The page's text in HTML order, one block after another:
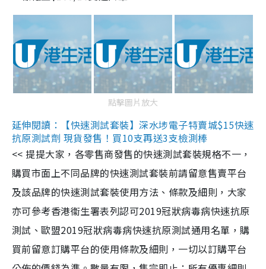
點擊圖片放大
延伸閱讀：【快速測試套裝】深水埗電子特賣城$15快速
抗原測試劑 現貨發售！買10支再送3支檢測棒
<< 提提大家，各零售商發售的快速測試套裝規格不一，
購買市面上不同品牌的快速測試套裝前請留意售賣平台
及該品牌的快速測試套裝使用方法、條款及細則，大家
亦可參考香港衞生署表列認可2019冠狀病毒病快速抗原
測試、歐盟2019冠狀病毒病快速抗原測試通用名單，購
買前留意訂購平台的使用條款及細則，一切以訂購平台